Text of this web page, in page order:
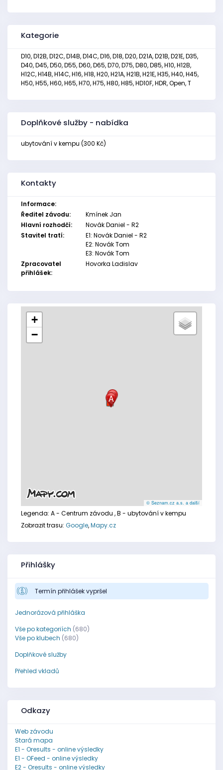
Kategorie
D10, D12B, D12C, D14B, D14C, D16, D18, D20, D21A, D21B, D21E, D35,
D40, D45, D50, D55, D60, D65, D70, D75, D80, D85, H10, H12B,
H12C, H14B, H14C, H16, H18, H20, H21A, H21B, H21E, H35, H40, H45,
H50, H55, H60, H65, H70, H75, H80, H85, HD10F, HDR, Open, T
Doplňkové služby - nabídka
ubytování v kempu (300 Kč)
Kontakty
Informace:
Ředitel závodu:
Kmínek Jan
Hlavní rozhodčí:
Novák Daniel - R2
Stavitel tratí:
E1: Novák Daniel - R2
E2: Novák Tom
E3: Novák Tom
Zpracovatel
přihlášek:
Hovorka Ladislav
A
B
+
−
© Seznam.cz a.s. a další
Legenda: A - Centrum závodu , B - ubytování v kempu
Zobrazit trasu: Google,Mapy.cz
Přihlášky
Termín přihlášek vypršel
Jednorázová přihláška
Vše po kategoriích (680)
Vše po klubech (680)
Doplňkové služby
Přehled vkladů
Odkazy
Web závodu
Stará mapa
E1 - Oresults - online výsledky
E1 - OFeed - online výsledky
E2 - Oresults - online výsledky